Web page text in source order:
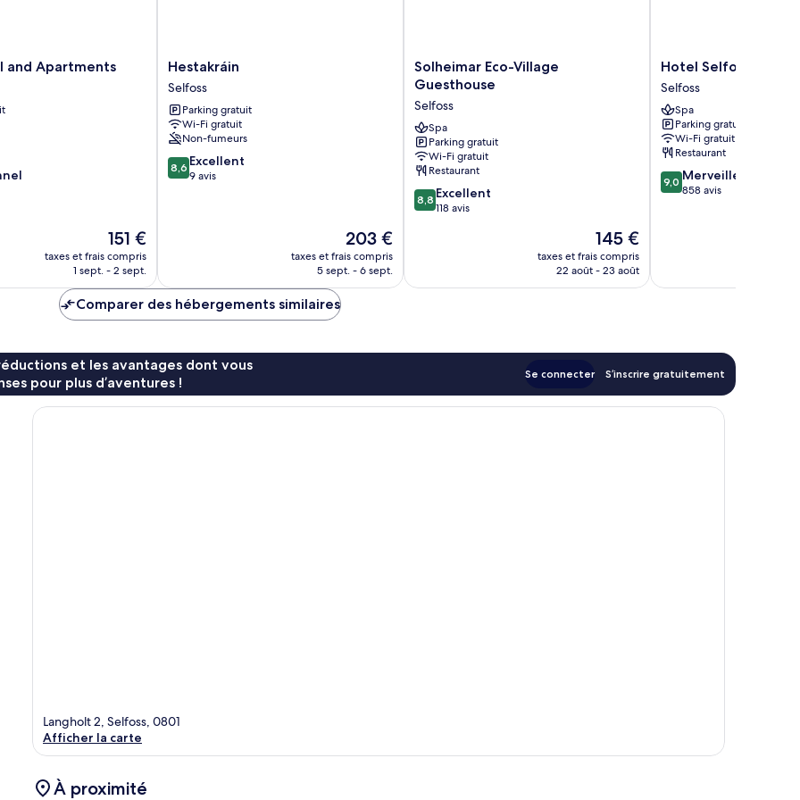
and Apartments
Le
nouveau
prix
de
151 €
151 €
taxes et frais compris
1 sept. - 2 sept.
Hestakráin
Selfoss
Hestakráin
Selfoss
Parking gratuit
Wi-Fi gratuit
Non-fumeurs
8.6
sur
8,6 Excellent
9 avis
Le
nouveau
prix
203 €
taxes et frais compris
5 sept. - 6 sept.
Solheimar
Eco-
Guesthouse
Selfoss
Solheimar Eco-Village
Guesthouse
Selfoss
Spa
Parking gratuit
Wi-Fi gratuit
Restaurant
8.8
sur
8,8 Excellent
118 avis
Le
nouveau
prix
145 €
taxes et frais compris
22 août - 23 août
Hotel
Selfoss
Selfoss
Hotel Selfoss
Selfoss
Spa
Parking gratuit
Wi-Fi gratuit
Restaurant
9.0
sur
9,0 Merveilleux
858 avis
Comparer des hébergements similaires
et les avantages dont vous
pour plus d’aventures !
Se connecter S’inscrire gratuitement
Langholt 2, Selfoss, 0801
Afficher la carte
À proximité